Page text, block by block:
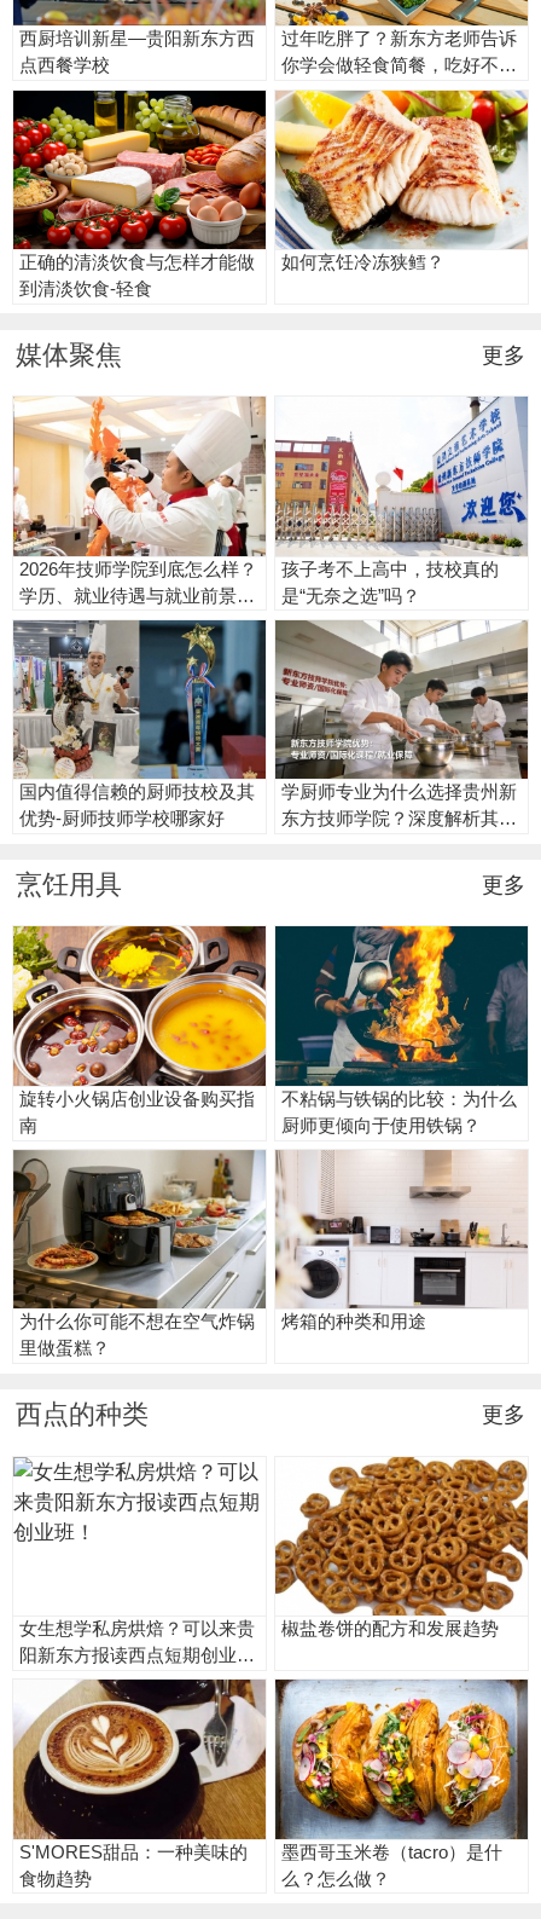
西厨培训新星—贵阳新东方西
点西餐学校
过年吃胖了？新东方老师告诉
你学会做轻食简餐，吃好不长
肉！
正确的清淡饮食与怎样才能做
到清淡饮食-轻食
如何烹饪冷冻狭鳕？
媒体聚焦 更多
2026年技师学院到底怎么样？
学历、就业待遇与就业前景全
解读
孩子考不上高中，技校真的
是“无奈之选”吗？
国内值得信赖的厨师技校及其
优势-厨师技师学校哪家好
学厨师专业为什么选择贵州新
东方技师学院？深度解析其五
烹饪用具 更多
旋转小火锅店创业设备购买指
南
不粘锅与铁锅的比较：为什么
厨师更倾向于使用铁锅？
为什么你可能不想在空气炸锅
里做蛋糕？
烤箱的种类和用途
西点的种类 更多
女生想学私房烘焙？可以来贵
阳新东方报读西点短期创业
椒盐卷饼的配方和发展趋势
S'MORES甜品：一种美味的
食物趋势
墨西哥玉米卷（tacro）是什
么？怎么做？